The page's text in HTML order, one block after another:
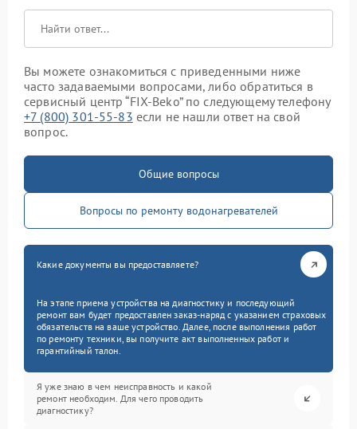
Вы можете ознакомиться с приведенными ниже
часто задаваемыми вопросами, либо обратиться в
сервисный центр “FIX-Beko” по следующему телефону
+7 (800) 301-55-83 если не нашли ответ на свой
вопрос.
Общие вопросы
Вопросы по ремонту водонагревателей
Какие документы вы предоставляете?
На этапе приема устройства на диагностику и последующий
ремонт вам будет предоставлен заказ-наряд с указанием страховых
обязательств на ваше устройство. Далее, после выполнения работ
по ремонту техники, вы получите акт выполненных работ и
гарантийный талон.
Я уже знаю в чем неисправность и какой
ремонт необходим. Для чего проводить
диагностику?